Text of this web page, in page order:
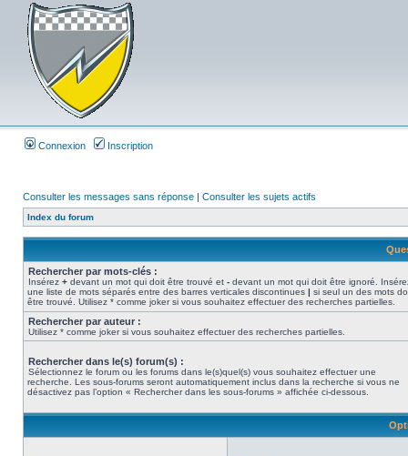
Connexion Inscription
Consulter les messages sans réponse | Consulter les sujets actifs
Index du forum
Rechercher par mots-clés :
Insérez + devant un mot qui doit être trouvé et - devant un mot qui doit être ignoré.
une liste de mots séparés entre des barres verticales discontinues | si seul un des mots
être trouvé. Utilisez * comme joker si vous souhaitez effectuer des recherches partielles.
Rechercher par auteur :
Utilisez * comme joker si vous souhaitez effectuer des recherches partielles.
Rechercher dans le(s) forum(s) :
Sélectionnez le forum ou les forums dans le(s)quel(s) vous souhaitez effectuer une
recherche. Les sous-forums seront automatiquement inclus dans la recherche si vous ne
désactivez pas l’option « Rechercher dans les sous-forums » affichée ci-dessous.